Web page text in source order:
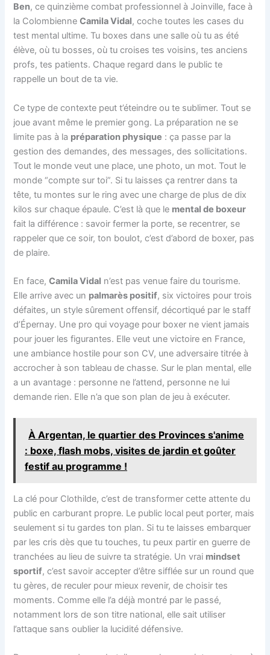
Ben, ce quinzième combat professionnel à Joinville, face à
la ColombienneCamila Vidal, coche toutes les cases du
test mental ultime. Tu boxes dans une salle où tu as été
élève, où tu bosses, où tu croises tes voisins, tes anciens
profs, tes patients. Chaque regard dans le public te
rappelle un bout de ta vie.
Ce type de contexte peut t’éteindre ou te sublimer. Tout se
joue avant même le premier gong. La préparation ne se
limite pas à la préparation physique : ça passe par la
gestion des demandes, des messages, des sollicitations.
Tout le monde veut une place, une photo, un mot. Tout le
monde “compte sur toi”. Si tu laisses ça rentrer dans ta
tête, tu montes sur le ring avec une charge de plus de dix
kilos sur chaque épaule. C’est là que le mental de boxeur
fait la différence : savoir fermer la porte, se recentrer, se
rappeler que ce soir, ton boulot, c’est d’abord de boxer, pas
de plaire.
En face,Camila Vidal n’est pas venue faire du tourisme.
Elle arrive avec un palmarès positif, six victoires pour trois
défaites, un style sûrement offensif, décortiqué par le staff
d’Épernay. Une pro qui voyage pour boxer ne vient jamais
pour jouer les figurantes. Elle veut une victoire en France,
une ambiance hostile pour son CV, une adversaire titrée à
accrocher à son tableau de chasse. Sur le plan mental, elle
a un avantage : personne ne l’attend, personne ne lui
demande rien. Elle n’a que son plan de jeu à exécuter.
À Argentan, le quartier des Provinces s'anime
: boxe, flash mobs, visites de jardin et goûter
festif au programme !
La clé pour Clothilde, c’est de transformer cette attente du
public en carburant propre. Le public local peut porter, mais
seulement si tu gardes ton plan. Si tu te laisses embarquer
par les cris dès que tu touches, tu peux partir en guerre de
tranchées au lieu de suivre ta stratégie. Un vrai mindset
sportif, c’est savoir accepter d’être sifflée sur un round que
tu gères, de reculer pour mieux revenir, de choisir tes
moments. Comme elle l’a déjà montré par le passé,
notamment lors de son titre national, elle sait utiliser
l’attaque sans oublier la lucidité défensive.